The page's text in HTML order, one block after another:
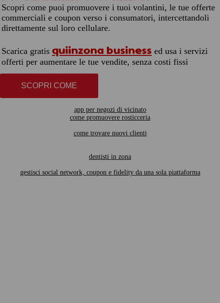
Scopri come puoi promuovere i tuoi volantini, le tue offerte
commerciali e coupon verso i consumatori, intercettandoli
direttamente sul loro cellulare.
Scarica gratis quiinzona business ed usa i servizi
offerti per aumentare le tue vendite, senza costi fissi
SCOPRI COME
app per negozi di vicinato
come promuovere rosticceria
come trovare nuovi clienti
dentisti in zona
gestisci social network, coupon e fidelity da una sola piattaforma